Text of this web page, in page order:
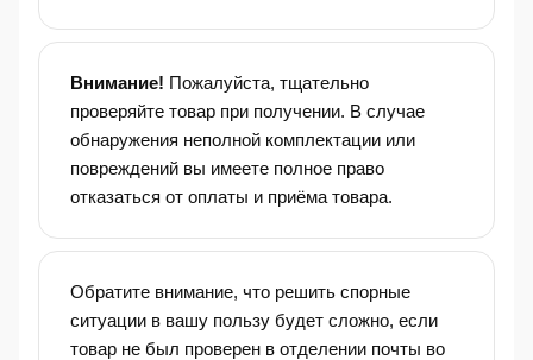
Внимание! Пожалуйста, тщательно
проверяйте товар при получении. В случае
обнаружения неполной комплектации или
повреждений вы имеете полное право
отказаться от оплаты и приёма товара.
Обратите внимание, что решить спорные
ситуации в вашу пользу будет сложно, если
товар не был проверен в отделении почты во